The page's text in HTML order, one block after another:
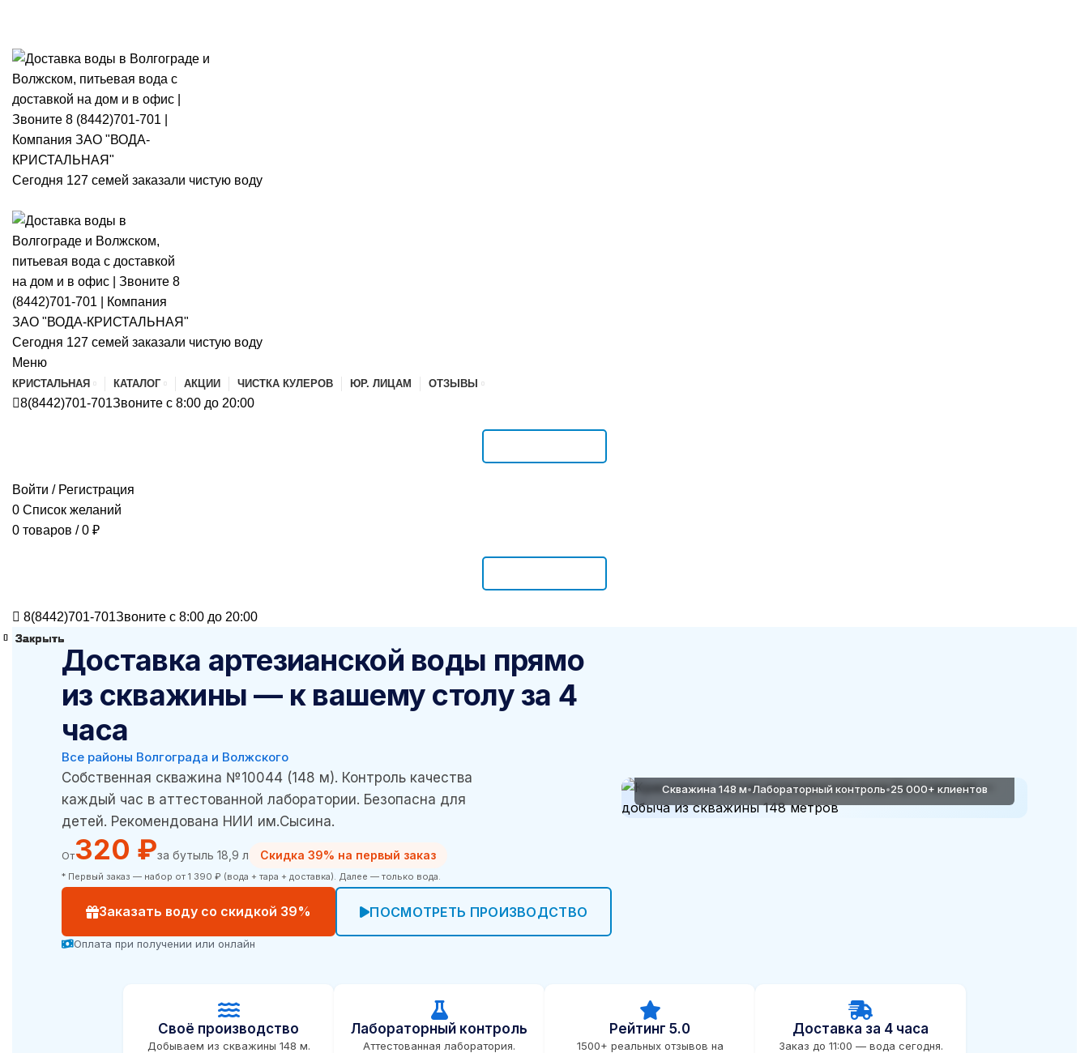
Сегодня 127 семей заказали чистую воду
Сегодня 127 семей заказали чистую воду
Меню
КРИСТАЛЬНАЯ КАТАЛОГ АКЦИИ ЧИСТКА КУЛЕРОВ ЮР. ЛИЦАМ ОТЗЫВЫ
8(8442)701-701Звоните с 8:00 до 20:00
Войти / Регистрация
0 Список желаний
0 товаров / 0 ₽
8(8442)701-701Звоните с 8:00 до 20:00
Доставка артезианской воды прямо
из скважины — к вашему столу за 4
часа
Все районы Волгограда и Волжского
Собственная скважина №10044 (148 м). Контроль качества
каждый час в аттестованной лаборатории. Безопасна для
детей. Рекомендована НИИ им.Сысина.
От320 ₽за бутыль 18,9 л Скидка 39% на первый заказ
* Первый заказ — набор от 1 390 ₽ (вода + тара + доставка). Далее — только вода.
Заказать воду со скидкой 39% ПОСМОТРЕТЬ ПРОИЗВОДСТВО
Оплата при получении или онлайн
Скважина 148 м•Лабораторный контроль•25 000+ клиентов
Своё производство
Добываем из скважины 148 м.
Лабораторный контроль
Аттестованная лаборатория.
Рейтинг 5.0
1500+ реальных отзывов на
Доставка за 4 часа
Заказ до 11:00 — вода сегодня.
Закрыть
Закрыть
Закрыть
Закрыть
Закрыть
Закрыть